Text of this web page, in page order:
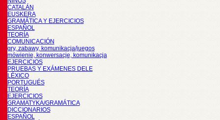
CATALÁN
EUSKERA
GRAMÁTICA Y EJERCICIOS
ESPAÑOL
TEORÍA
COMUNICACIÓN
gry, zabawy, komunikacja/juegos
mówienie, konwersacje, komunikacja
EJERCICIOS
PRUEBAS Y EXÁMENES DELE
LÉXICO
PORTUGUÉS
TEORÍA
EJERCICIOS
GRAMATYKA/GRAMÁTICA
DICCIONARIOS
ESPAÑOL